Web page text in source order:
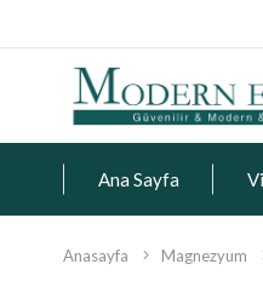
Ana Sayfa
Anasayfa Magnezyum